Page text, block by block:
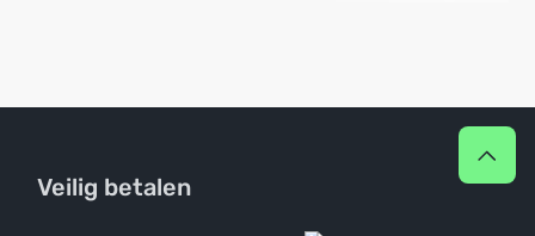
Veilig betalen